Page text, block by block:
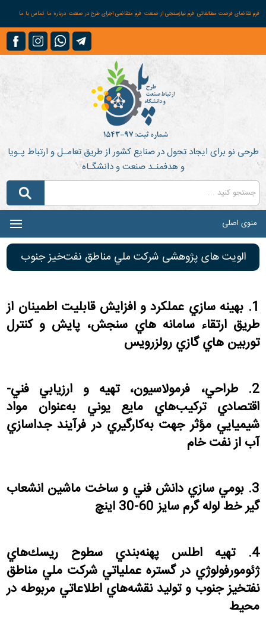
فرم تقاضای فرصت مطالعاتی فرم نیازسنجی از صنعت فرم متقاضی اجرای طرح در صنعت درباره ما تماس با ما
طرحی نو برای ایجاد تحول در صنایع کشور از طریق تعامـل و ارتباط پـویا
و هدفمنـد صنعت و دانشگـاه
منوی اصلی
الویت های پژوهشی شرکت ملي مناطق نفت‌خيز جنوب
1. بهينه سازي عملكرد و افزايش قابليت اطمينان از
طريق ارتقاء سامانه هاي سنجش، پايش و كنترل
توربين هاي گازي رولزرويس
2.
طراحي، فرمولاسيون، تهيه و ارزيابي فني-
اقتصادي تركيب‌هاي مايع يوني به‌عنوان مواد
شيميايي مؤثر جهت به‌كارگيري در فرآيند جداسازي
آب از نفت خام
3. بومي سازي دانش فني و ساخت ماشين انشعاب
گير خط لوله گرم سايز 60-30 اينچ
4.
تهيه اطلس پهنه‌بندي سطوح ريسك‌هاي
ژئومورفولوژي در گستره عملياتي شركت ملي مناطق
نفتخيز جنوب و توليد نقشه‌هاي اطلاعاتي مربوطه در
محيط